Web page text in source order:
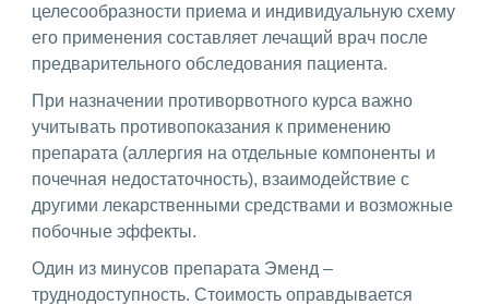
целесообразности приема и индивидуальную схему
его применения составляет лечащий врач после
предварительного обследования пациента.
При назначении противорвотного курса важно
учитывать противопоказания к применению
препарата (аллергия на отдельные компоненты и
почечная недостаточность), взаимодействие с
другими лекарственными средствами и возможные
побочные эффекты.
Один из минусов препарата Эменд –
труднодоступность. Стоимость оправдывается